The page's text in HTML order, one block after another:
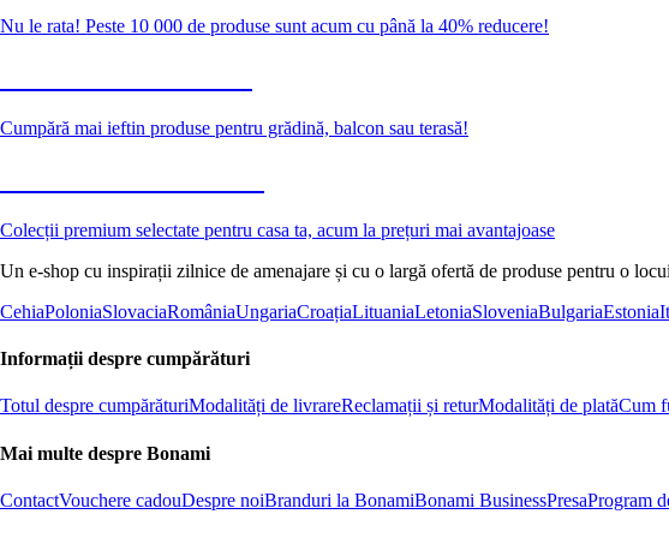
Nu le rata! Peste 10 000 de produse sunt acum cu până la 40% reducere!
Cumpără mai ieftin produse pentru grădină, balcon sau terasă!
Colecții premium selectate pentru casa ta, acum la prețuri mai avantajoase
Un e-shop cu inspirații zilnice de amenajare și cu o largă ofertă de produse pentru o
CehiaPoloniaSlovaciaRomâniaUngariaCroațiaLituaniaLetoniaSloveniaBulgariaEstonia
Informații despre cumpărături
Totul despre cumpărăturiModalități de livrareReclamații și returModalități de platăCum
Mai multe despre Bonami
ContactVouchere cadouDespre noiBranduri la BonamiBonami BusinessPresaProgram